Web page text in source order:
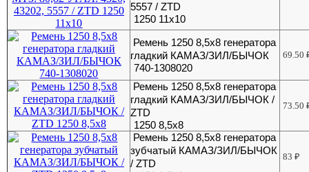
5557 / ZTD
1250 11х10
Ремень 1250 8,5х8 генератора
гладкий КАМАЗ/ЗИЛ/БЫЧОК
740-1308020
69.50
Ремень 1250 8,5х8 генератора
гладкий КАМАЗ/ЗИЛ/БЫЧОК /
ZTD
1250 8,5х8
73.50
Ремень 1250 8,5х8 генератора
зубчатый КАМАЗ/ЗИЛ/БЫЧОК
/ ZTD
83₽